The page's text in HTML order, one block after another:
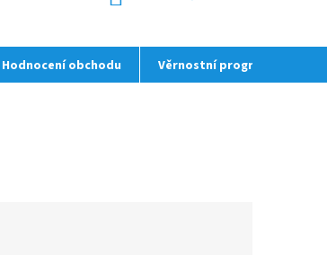
Hodnocení obchodu Věrnostní program